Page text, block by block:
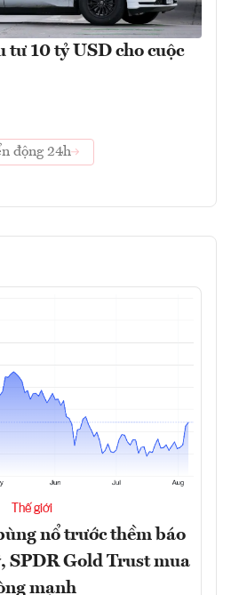
tư 10 tỷ USD cho cuộc
động 24h
Thế giới
nổ trước thềm báo
SPDR Gold Trust mua
mạnh